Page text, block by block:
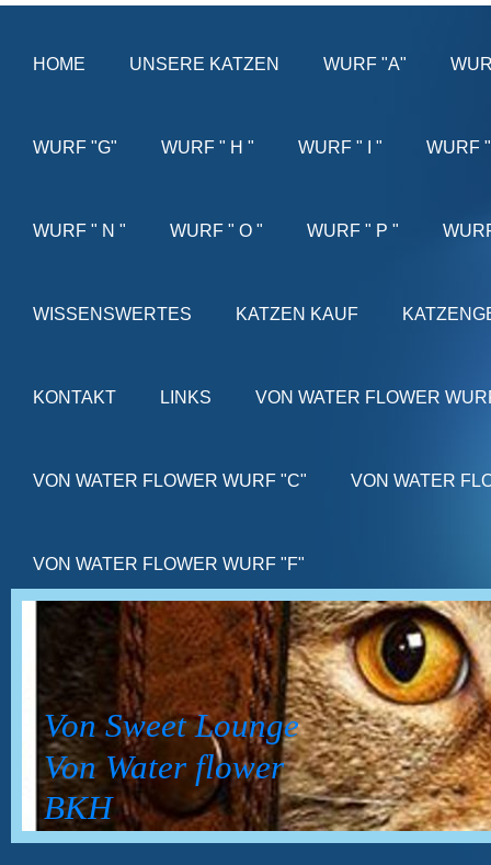
HOME UNSERE KATZEN WURF "A"
WURF "G" WURF " H " WURF " I " WURF
WURF " N " WURF " O " WURF " P "
WISSENSWERTES KATZEN KAUF
KONTAKT LINKS VON WATER FLOWER
VON WATER FLOWER WURF "C" VON WATER
VON WATER FLOWER WURF "F"
Von Sweet Lounge
Von Water flower
BKH